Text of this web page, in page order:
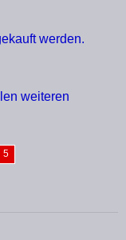
werden.
weiteren
5